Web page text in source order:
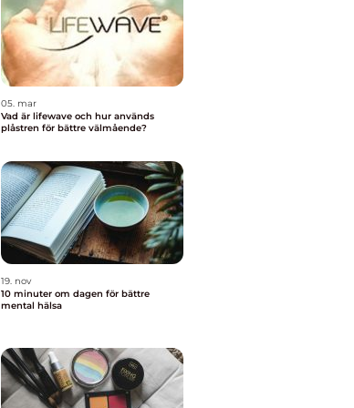
05. mar
Vad är lifewave och hur används
plåstren för bättre välmående?
19. nov
10 minuter om dagen för bättre
mental hälsa